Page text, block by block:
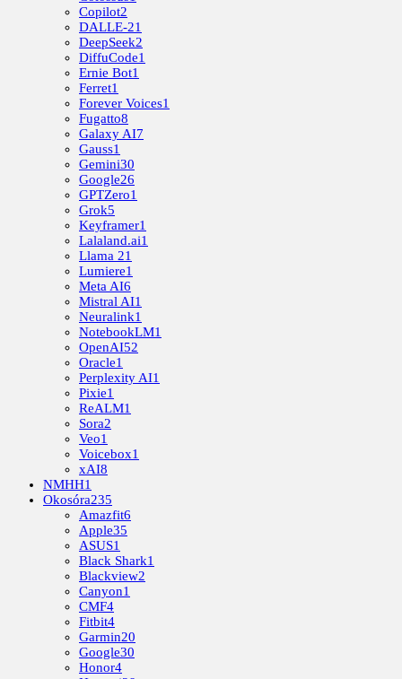
Copilot2
DALLE-21
DeepSeek2
DiffuCode1
Ernie Bot1
Ferret1
Forever Voices1
Fugatto8
Galaxy AI7
Gauss1
Gemini30
Google26
GPTZero1
Grok5
Keyframer1
Lalaland.ai1
Llama 21
Lumiere1
Meta AI6
Mistral AI1
Neuralink1
NotebookLM1
OpenAI52
Oracle1
Perplexity AI1
Pixie1
ReALM1
Sora2
Veo1
Voicebox1
xAI8
NMHH1
Okosóra235
Amazfit6
Apple35
ASUS1
Black Shark1
Blackview2
Canyon1
CMF4
Fitbit4
Garmin20
Google30
Honor4